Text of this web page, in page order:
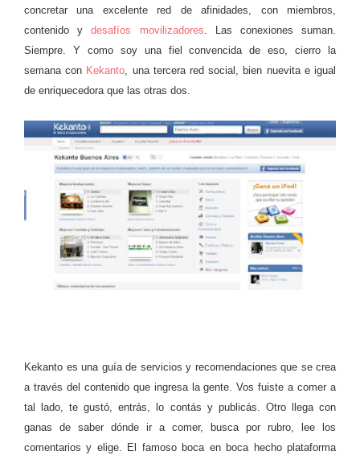
concretar una excelente red de afinidades, con miembros,
contenido ydesafíos movilizadores. Las conexiones suman.
Siempre. Y como soy una fiel convencida de eso, cierro la
semana con Kekanto, una tercera red social, bien nuevita e igual
de enriquecedora que las otras dos.
Kekanto es una guía de servicios y recomendaciones que se crea
a través del contenido que ingresa la gente. Vos fuiste a comer a
tal lado, te gustó, entrás, lo contás y publicás. Otro llega con
ganas de saber dónde ir a comer, busca por rubro, lee los
comentarios y elige. El famoso boca en boca hecho plataforma